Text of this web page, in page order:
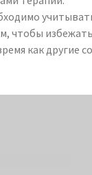
чтобы
как